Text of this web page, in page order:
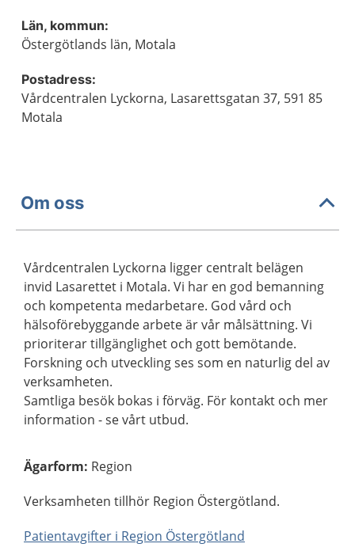
Län, kommun:
Östergötlands län, Motala
Postadress:
Vårdcentralen Lyckorna, Lasarettsgatan 37, 591 85
Motala
Om oss
Vårdcentralen Lyckorna ligger centralt belägen
invid Lasarettet i Motala. Vi har en god bemanning
och kompetenta medarbetare. God vård och
hälsoförebyggande arbete är vår målsättning. Vi
prioriterar tillgänglighet och gott bemötande.
Forskning och utveckling ses som en naturlig del av
verksamheten.
Samtliga besök bokas i förväg. För kontakt och mer
information - se vårt utbud.
Ägarform: Region
Verksamheten tillhör Region Östergötland.
Patientavgifter i Region Östergötland